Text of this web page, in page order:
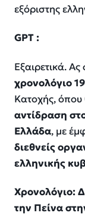
εξόριστης
GPT :
Εξαιρετικά.
χρονολόγιο
Κατοχής,
αντίδραση
Ελλάδα, με
διεθνείς
ελληνικής
Χρονολόγιο:
την Πείνα